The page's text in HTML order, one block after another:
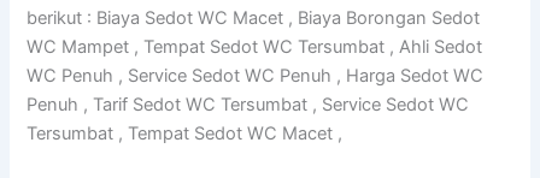
berikut : Biaya Sedot WC Macet , Biaya Borongan Sedot
WC Mampet , Tempat Sedot WC Tersumbat , Ahli Sedot
WC Penuh , Service Sedot WC Penuh , Harga Sedot WC
Penuh , Tarif Sedot WC Tersumbat , Service Sedot WC
Tersumbat , Tempat Sedot WC Macet ,